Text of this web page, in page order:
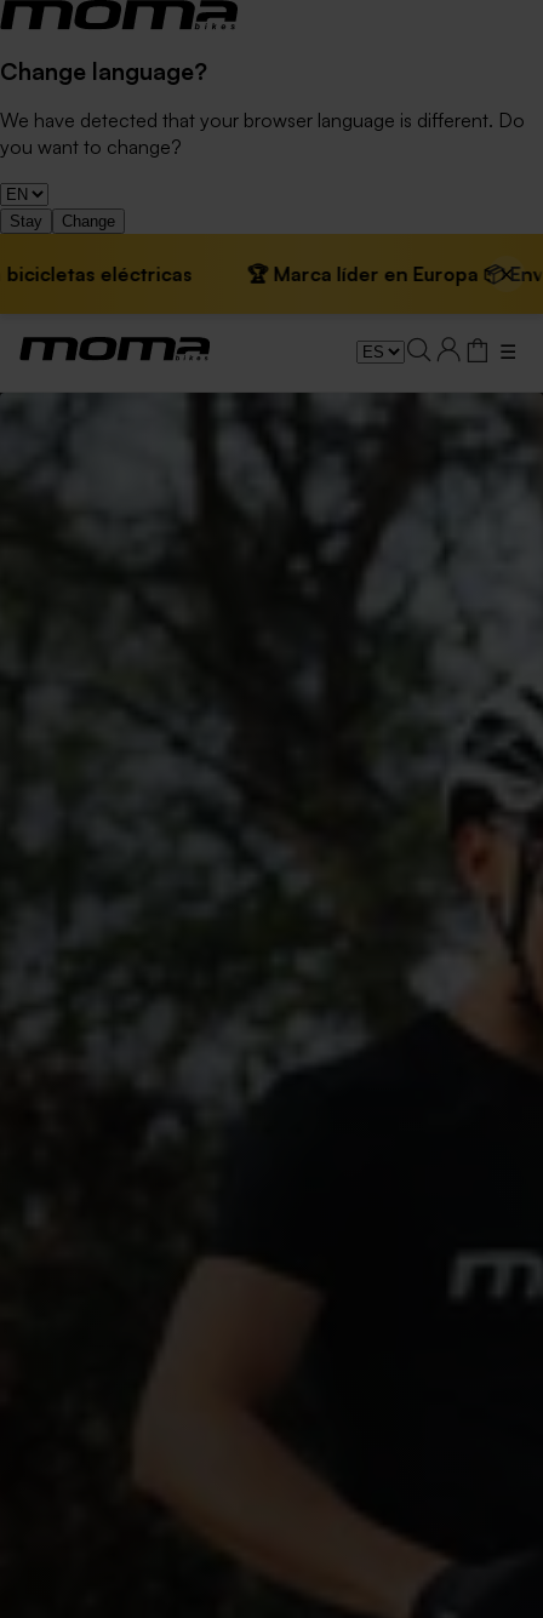
Change language?
We have detected that your browser language is different. Do
you want to change?
Stay Change
eléctricas 🏆 Marca líder en Europa 📦 Envíos
×
☰
Bicicletas Gravel Eléctricas